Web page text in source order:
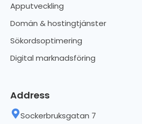
Apputveckling
Domän & hostingtjänster
Sökordsoptimering
Digital marknadsföring
Address
Sockerbruksgatan 7